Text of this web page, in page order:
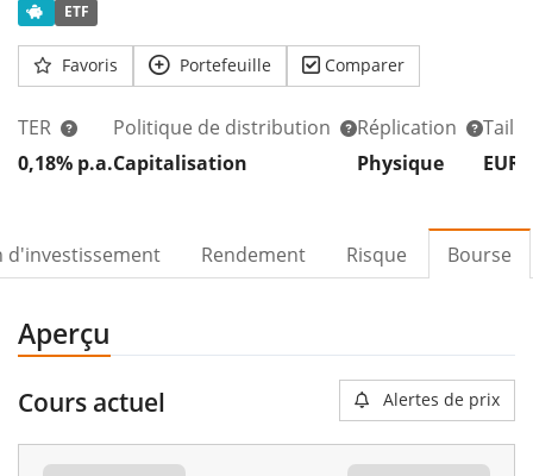
ETF
Favoris Portefeuille Comparer
TER
0,18% p.a.
Politique de distribution
Capitalisation
Réplication
Physique
EUR
d'investissement Rendement Risque Bourse
Aperçu
Cours actuel Alertes de prix